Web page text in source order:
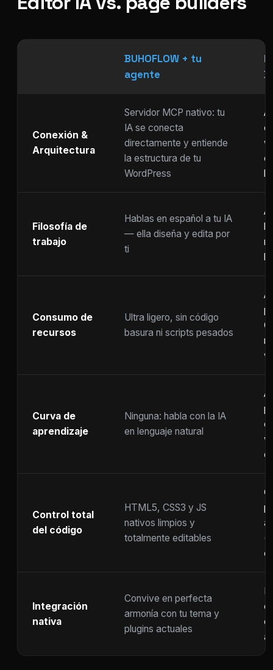
BUHOFLOW + tu
agente
Conexión &
Arquitectura
Servidor MCP nativo: tu
IA se conecta
directamente y entiende
la estructura de tu
WordPress
Filosofía de
trabajo
Hablas en español a tu IA
— ella diseña y edita por
ti
Consumo de
recursos
Ultra ligero, sin código
basura ni scripts pesados
Curva de
aprendizaje
Ninguna: habla con la IA
en lenguaje natural
Control total
del código
HTML5, CSS3 y JS
nativos limpios y
totalmente editables
Integración
nativa
Convive en perfecta
armonía con tu tema y
plugins actuales